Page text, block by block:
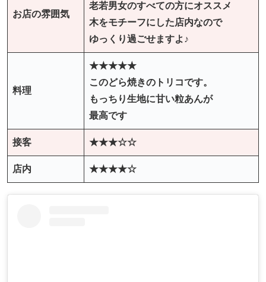
お店の雰囲気
老若男女のすべての方にオススメ
木をモチーフにした店内なので
ゆっくり過ごせますよ♪
料理
★★★★★
このどら焼きのトリコです。
もっちり生地に甘い粒あんが
最高です
接客 ★★★☆☆
店内 ★★★★☆